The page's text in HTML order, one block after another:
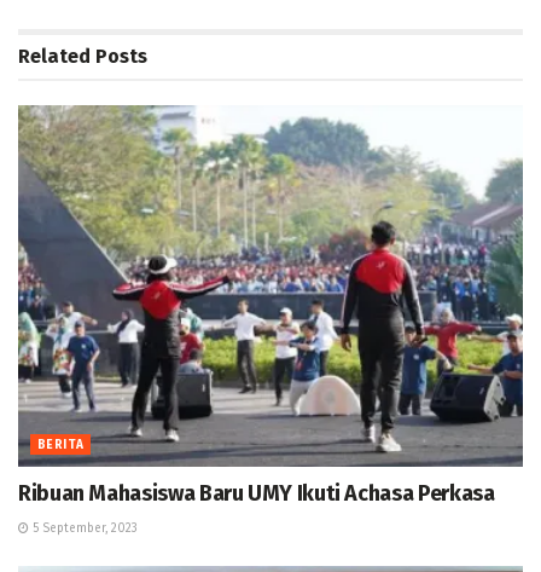
Related Posts
BERITA
Ribuan Mahasiswa Baru UMY Ikuti Achasa Perkasa
5 September, 2023